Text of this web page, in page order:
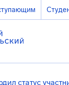
статус